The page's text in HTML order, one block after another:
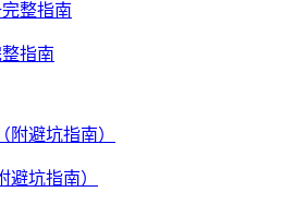
指南
坑指南）